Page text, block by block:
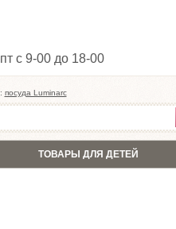
с 9-00 до 18-00
посуда Luminarc
ТОВАРЫ ДЛЯ ДЕТЕЙ